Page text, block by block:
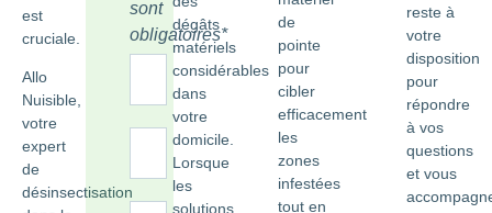
est
cruciale.
Allo
Nuisible,
votre
expert
de
désinsectisation
sont
obligatoires*
dégâts
matériels
considérables
dans
votre
domicile.
Lorsque
les
solutions
de
pointe
pour
cibler
efficacement
les
zones
infestées
tout en
reste à
votre
disposition
pour
répondre
à vos
questions
et vous